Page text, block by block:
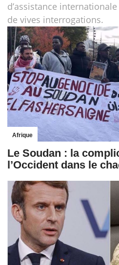
d’assistance
de vives interrogations.
Afrique
Le Soudan : la
l’Occident dans le